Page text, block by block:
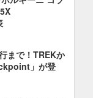
まで！TREKか
」が登